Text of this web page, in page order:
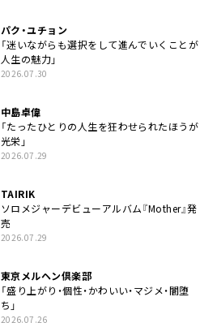
パク・ユチョン
「迷いながらも選択をして進んでいくことが
人生の魅力」
2026.07.30
中島卓偉
「たったひとりの人生を狂わせられたほうが
光栄」
2026.07.29
TAIRIK
ソロメジャーデビューアルバム『Mother』発
売
2026.07.29
東京メルヘン倶楽部
「盛り上がり・個性・かわいい・マジメ・闇堕
ち」
2026.07.26